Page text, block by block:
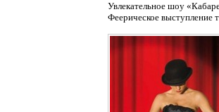
Увлекательное шоу
Феерическое выступление